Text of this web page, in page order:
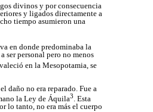
divinos y por consecuencia
y ligados directamente a
tiempo asumieron una
en donde predominaba la
ser personal pero no menos
en la Mesopotamia, se
daño no era reparado. Fue a
la Ley de Áquila3. Esta
lo tanto, no era más el cuerpo